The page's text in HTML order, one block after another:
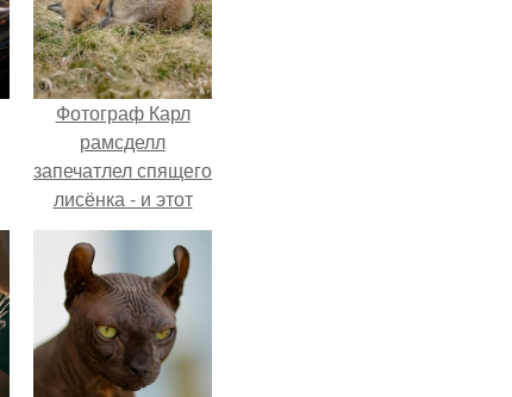
Фотограф Карл
рамсделл
запечатлел спящего
лисёнка - и этот
кадр способен
растопить даже
самое суровое
сердце.